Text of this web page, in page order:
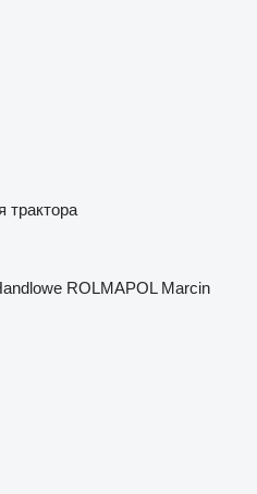
трактора
ROLMAPOL Marcin